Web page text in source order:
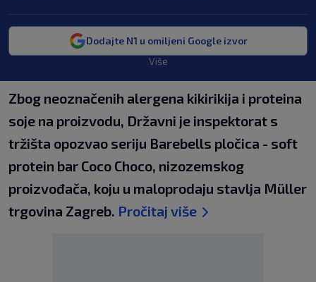
Dodajte N1 u omiljeni Google izvor
Više
Zbog neoznačenih alergena kikirikija i proteina
soje na proizvodu, Državni je inspektorat s
tržišta opozvao seriju Barebells pločica - soft
protein bar Coco Choco, nizozemskog
proizvođača, koju u maloprodaju stavlja Müller
trgovina Zagreb. Pročitaj više